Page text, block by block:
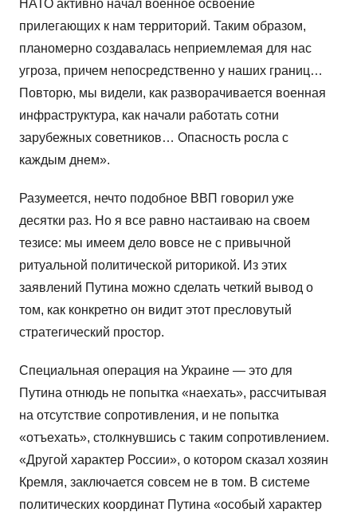
НАТО активно начал военное освоение
прилегающих к нам территорий. Таким образом,
планомерно создавалась неприемлемая для нас
угроза, причем непосредственно у наших границ…
Повторю, мы видели, как разворачивается военная
инфраструктура, как начали работать сотни
зарубежных советников… Опасность росла с
каждым днем».
Разумеется, нечто подобное ВВП говорил уже
десятки раз. Но я все равно настаиваю на своем
тезисе: мы имеем дело вовсе не с привычной
ритуальной политической риторикой. Из этих
заявлений Путина можно сделать четкий вывод о
том, как конкретно он видит этот пресловутый
стратегический простор.
Специальная операция на Украине — это для
Путина отнюдь не попытка «наехать», рассчитывая
на отсутствие сопротивления, и не попытка
«отъехать», столкнувшись с таким сопротивлением.
«Другой характер России», о котором сказал хозяин
Кремля, заключается совсем не в том. В системе
политических координат Путина «особый характер